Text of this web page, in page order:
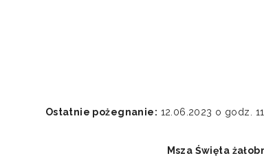
Ostatnie pożegnanie: 12.06.2023 o godz.
Msza Święta